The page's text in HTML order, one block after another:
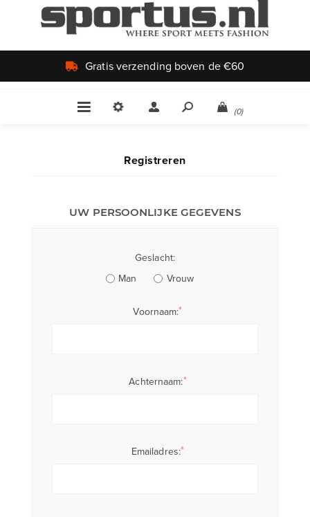
Gratis verzending boven de €60
(0)
Registreren
UW PERSOONLIJKE GEGEVENS
Geslacht:
Man
Vrouw
Voornaam:*
Achternaam:*
Emailadres:*